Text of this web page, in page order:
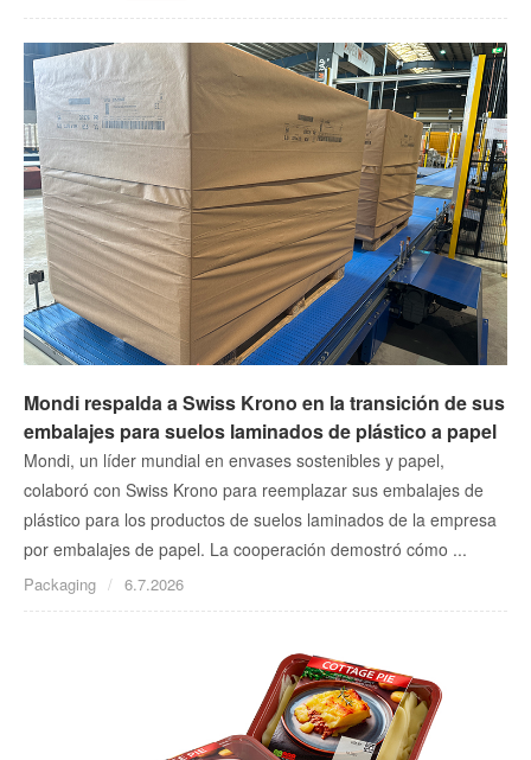
Mondi respalda a Swiss Krono en la transición de sus
embalajes para suelos laminados de plástico a papel
Mondi, un líder mundial en envases sostenibles y papel,
colaboró con Swiss Krono para reemplazar sus embalajes de
plástico para los productos de suelos laminados de la empresa
por embalajes de papel. La cooperación demostró cómo ...
Packaging 6.7.2026